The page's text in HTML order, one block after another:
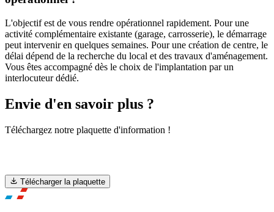
L'objectif est de vous rendre opérationnel rapidement. Pour une
activité complémentaire existante (garage, carrosserie), le démarrage
peut intervenir en quelques semaines. Pour une création de centre, le
délai dépend de la recherche du local et des travaux d'aménagement.
Vous êtes accompagné dès le choix de l'implantation par un
interlocuteur dédié.
Envie d'en savoir plus ?
Téléchargez notre plaquette d'information !
Télécharger la plaquette